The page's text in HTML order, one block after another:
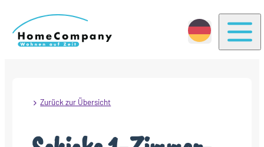
Zurück zur Übersicht